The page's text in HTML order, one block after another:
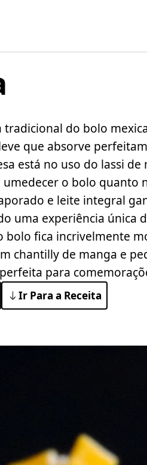
do bolo
que absorve
está no uso do lassi de
o bolo quanto
e leite integral
uma experiência única
bolo fica incrivelmente
chantilly de manga e
para
Ir Para a Receita